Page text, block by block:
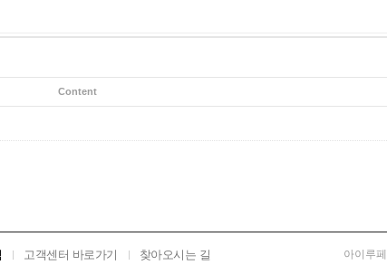
Content
고객센터 바로가기 찾아오시는 길 아이루